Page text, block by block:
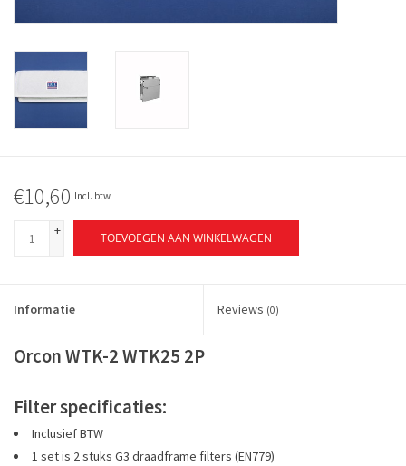
€10,60 Incl. btw
+
-
TOEVOEGEN AAN WINKELWAGEN
Informatie Reviews (0)
Orcon WTK-2 WTK25 2P
Filter specificaties:
Inclusief BTW
1 set is 2 stuks G3 draadframe filters (EN779)